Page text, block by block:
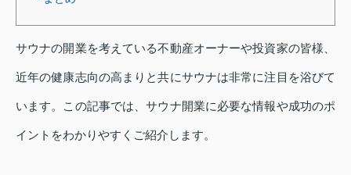
サウナの開業を考えている不動産オーナーや投資家の皆様、
近年の健康志向の高まりと共にサウナは非常に注目を浴びて
います。この記事では、サウナ開業に必要な情報や成功のポ
イントをわかりやすくご紹介します。